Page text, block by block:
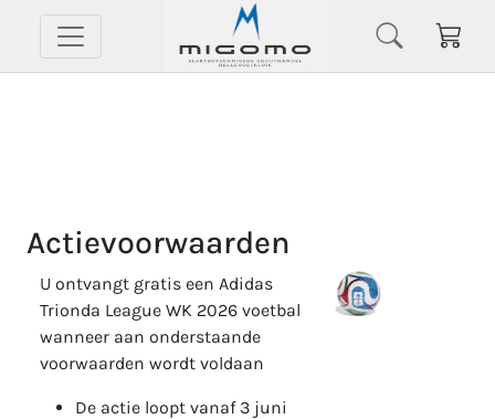
​Actievoorwaarden
U ontvangt gratis een Adidas
Trionda League WK 2026 voetbal
wanneer aan onderstaande
voorwaarden wordt voldaan
De actie loopt vanaf ​3 juni